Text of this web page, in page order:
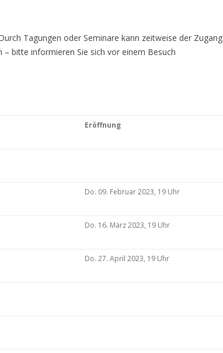
Tagungen oder Seminare kann zeitweise der Zugang
– bitte informieren Sie sich vor einem Besuch
Eröffnung
Do. 09. Februar 2023, 19 Uhr
Do. 16. März 2023, 19 Uhr
Do. 27. April 2023, 19 Uhr